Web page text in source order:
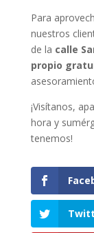
Para
nuestros
de la calle
propio
¡Visítanos,
hora y
tenemos!